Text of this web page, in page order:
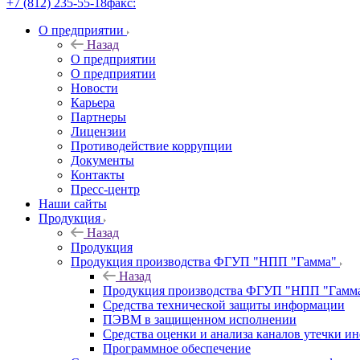
+7 (812) 235-55-18факс:
О предприятии
Назад
О предприятии
О предприятии
Новости
Карьера
Партнеры
Лицензии
Противодействие коррупции
Документы
Контакты
Пресс-центр
Наши сайты
Продукция
Назад
Продукция
Продукция производства ФГУП "НПП "Гамма"
Назад
Продукция производства ФГУП "НПП
Средства технической защиты информации
ПЭВМ в защищенном исполнении
Средства оценки и анализа каналов утечки
Программное обеспечение